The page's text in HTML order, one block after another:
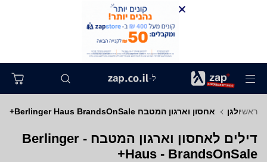
ל-
ראשי
לבית ולגן אחסון וארגון המטבח Berlinger Haus BrandsOnSale+
דילים לאחסון וארגון המטבח - Berlinger
Haus - BrandsOnSale+